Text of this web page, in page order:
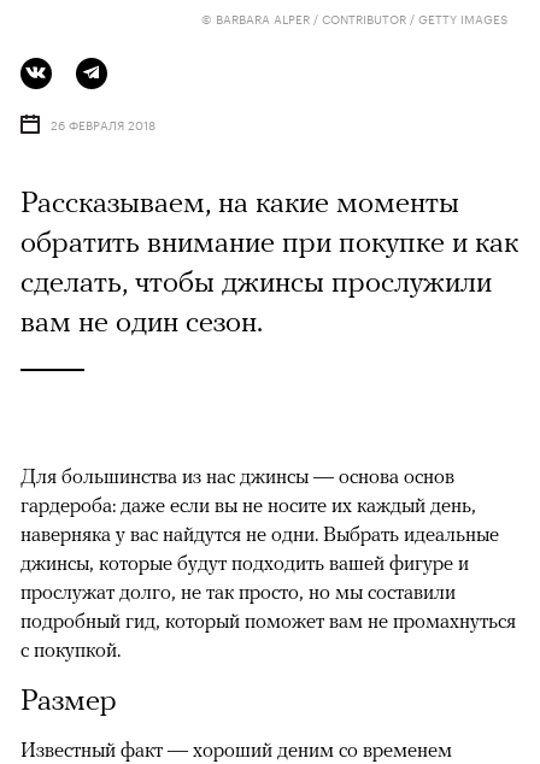
© BARBARA ALPER / CONTRIBUTOR / GETTY IMAGES
26 ФЕВРАЛЯ 2018
Рассказываем, на какие моменты
обратить внимание при покупке и как
сделать, чтобы джинсы прослужили
вам не один сезон.
Для большинства из нас джинсы — основа основ
гардероба: даже если вы не носите их каждый день,
наверняка у вас найдутся не одни. Выбрать идеальные
джинсы, которые будут подходить вашей фигуре и
прослужат долго, не так просто, но мы составили
подробный гид, который поможет вам не промахнуться
с покупкой.
Размер
Известный факт — хороший деним со временем